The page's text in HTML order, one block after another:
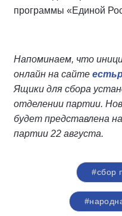
программы «Единой
Напоминаем, что
онлайн на сайте
Ящики для сбора
отделении партии.
будет представлена
партии 22 августа.
#сбор